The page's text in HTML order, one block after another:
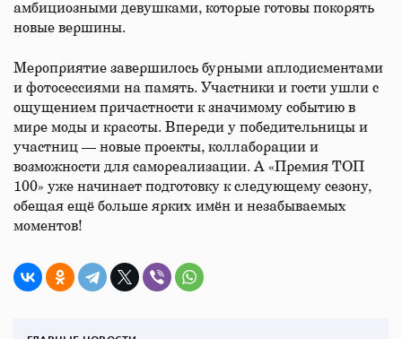
амбициозными девушками, которые готовы покорять
новые вершины.
Мероприятие завершилось бурными аплодисментами
и фотосессиями на память. Участники и гости ушли с
ощущением причастности к значимому событию в
мире моды и красоты. Впереди у победительницы и
участниц — новые проекты, коллаборации и
возможности для самореализации. А «Премия ТОП
100» уже начинает подготовку к следующему сезону,
обещая ещё больше ярких имён и незабываемых
моментов!